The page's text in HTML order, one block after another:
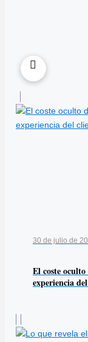
30 de julio de
El coste
experiencia